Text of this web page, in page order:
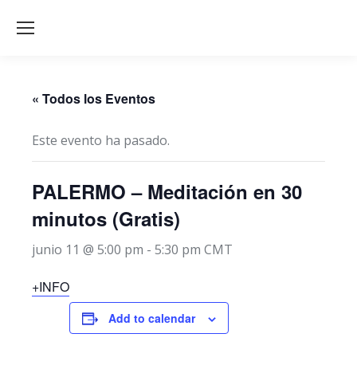
« Todos los Eventos
Este evento ha pasado.
PALERMO – Meditación en 30
minutos (Gratis)
junio 11 @ 5:00 pm - 5:30 pm CMT
+INFO
Add to calendar